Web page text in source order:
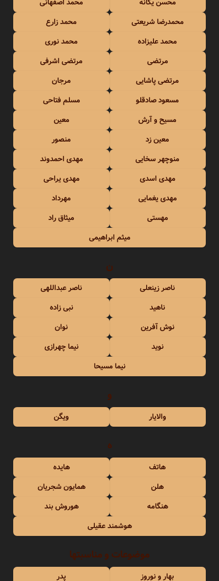
محسن یگانه
محمد اصفهانی
محمدرضا شریعتی
محمد زارع
محمد علیزاده
محمد نوری
مرتضی
مرتضی اشرفی
مرتضی پاشایی
مرجان
مسعود صادقلو
مسلم فتاحی
مسیح و آرش
معین
معین زد
منصور
منوچهر سخایی
مهدی احمدوند
مهدی اسدی
مهدی یراحی
مهدی یغمایی
مهرداد
مهستی
میثاق راد
میثم ابراهیمی
ن
ناصر زینعلی
ناصر عبداللهی
ناهید
نبی زاده
نوش آفرین
نوان
نوید
نیما چهرازی
نیما مسیحا
و
والایار ویگن
ه
هاتف
هایده
هلن
همایون شجریان
هنگامه
هوروش بند
هوشمند عقیلی
موضوعات و مناسبتها
بهار و نوروز پدر